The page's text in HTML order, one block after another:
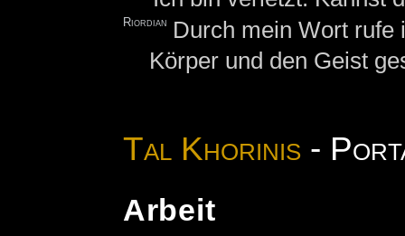
Riordian
Durch mein Wort
Körper und den Geist
Tal Khorinis-
Arbeit